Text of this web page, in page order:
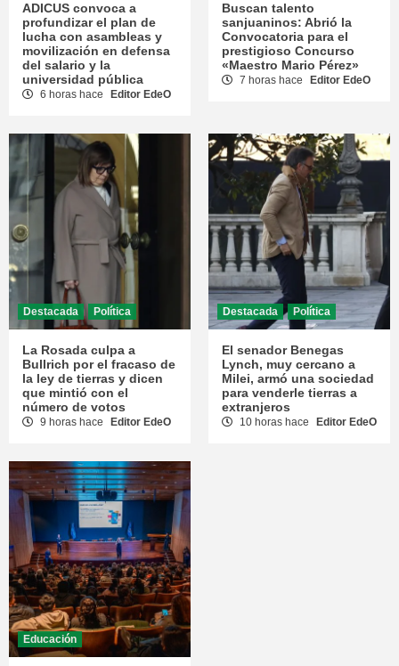
ADICUS convoca a
profundizar el plan de
lucha con asambleas y
movilización en defensa
del salario y la
universidad pública
6 horas hace Editor EdeO
Buscan talento
sanjuaninos: Abrió la
Convocatoria para el
prestigioso Concurso
«Maestro Mario Pérez»
7 horas hace Editor EdeO
Destacada Política
La Rosada culpa a
Bullrich por el fracaso de
la ley de tierras y dicen
que mintió con el
número de votos
9 horas hace Editor EdeO
Destacada Política
El senador Benegas
Lynch, muy cercano a
Milei, armó una sociedad
para venderle tierras a
extranjeros
10 horas hace Editor EdeO
Educación